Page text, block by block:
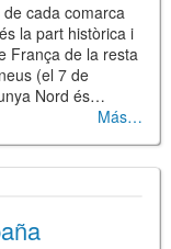
cada comarca
la part històrica i
França de la resta
(el 7 de
Nord és…
Más